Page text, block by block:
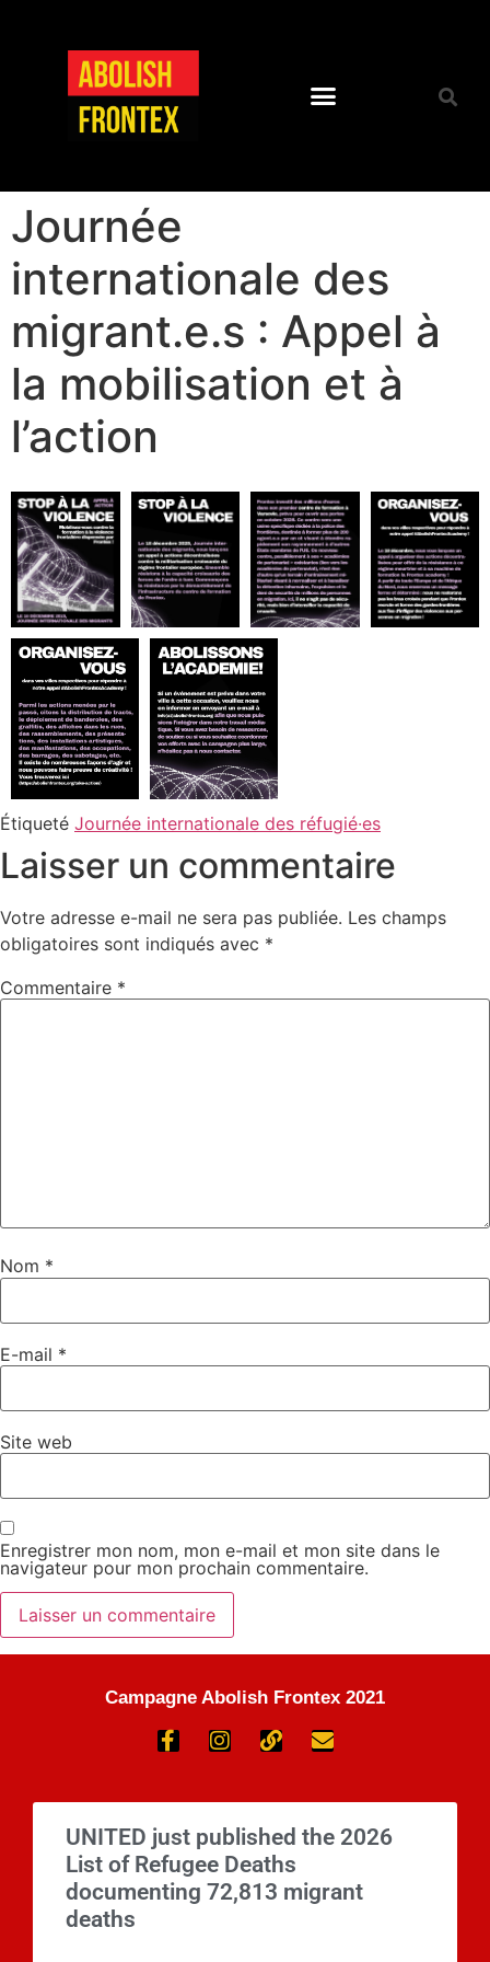
Journée
internationale des
migrant.e.s : Appel à
la mobilisation et à
l’action
Étiqueté Journée internationale des réfugié·es
Laisser un commentaire
Votre adresse e-mail ne sera pas publiée. Les champs
obligatoires sont indiqués avec *
Commentaire *
Nom *
E-mail *
Site web
Enregistrer mon nom, mon e-mail et mon site dans le
navigateur pour mon prochain commentaire.
Campagne Abolish Frontex 2021
UNITED just published the 2026
List of Refugee Deaths
documenting 72,813 migrant
deaths